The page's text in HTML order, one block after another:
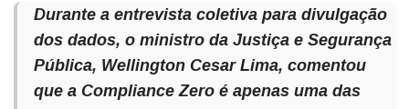
Durante a entrevista coletiva para divulgação
dos dados, o ministro da Justiça e Segurança
Pública, Wellington Cesar Lima, comentou
que a Compliance Zero é apenas uma das